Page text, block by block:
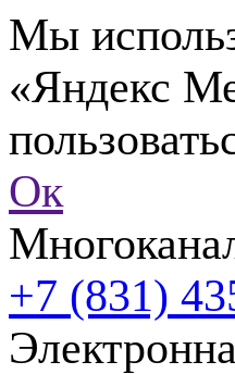
Мы
«Яндекс
Ок
+7 (831)